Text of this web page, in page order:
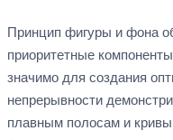
Принцип фигуры и фона
приоритетные
значимо для создания
непрерывности
плавным полосам и